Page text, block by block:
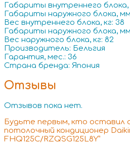
Габариты внутреннего блока,
Габариты наружного блока,
Вес внутреннего блока, кг: 38
Габариты наружного блока,
Вес наружного блока, кг: 82
Производитель: Бельгия
Гарантия, мес.: 36
Страна бренда: Япония
Отзывы
Отзывов пока нет.
Будьте первым, кто оставил
потолочный кондиционер
FHQ125C/RZQSG125L8Y”